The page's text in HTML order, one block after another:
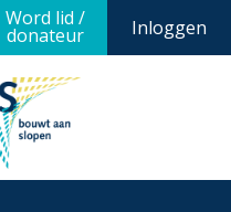
Inloggen
Word lid /
donateur